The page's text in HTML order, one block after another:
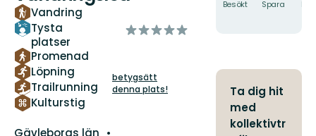
Vandring
Tysta
platser
Promenad
Löpning
Trailrunning
Kulturstig
av
betygsätt
denna plats!
Län:
Besökt Spara
Ta dig hit
med
kollektivtr